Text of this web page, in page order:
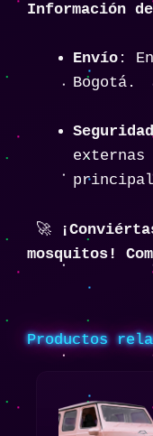
Información
Envío :
Bogotá.
Seguridad
externas
🚀
mosquitos!
Productos